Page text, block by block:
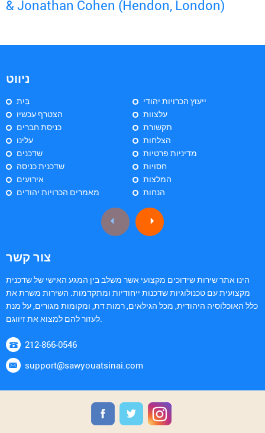
& Jonathan Cohen (Hendon, London)
ניווט
בַּיִת
הצטרף עכשיו
כניסת חברים
עלינו
שדכנים
שדכנית כניסה
אירועים
מאמרים הכרויות יהודים
ייעוץ הכרויות יהודי
עלצוות
תקשורת
הצלחות
מדיניות פרטיות
חסויות
המלצות
הנחות
צור קשר
הינו אתר שירות שידוכים מקצועי אשר משלב בין המגע האישי של שדכנית
מקצועית עם טכנולוגיות שדכנות ייחודיות ומתקדמות. השירות משרת את
כלל האוכלוסיה היהודית, מכל הגילאים, רמות דת, ומקומות מגורים, על מנת
לעזור להם למצוא את זיווגם.
212-866-0546
support@sawyouatsinai.com